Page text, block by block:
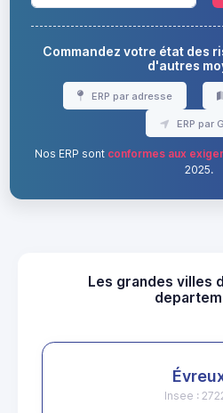
Commandez votre état des
d'autres
ERP par adresse
ERP par
Nos ERP sont conformes aux
2025.
Les grandes villes
Insee :